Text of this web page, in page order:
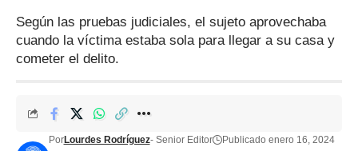
Según las pruebas judiciales, el sujeto aprovechaba
cuando la víctima estaba sola para llegar a su casa y
cometer el delito.
PorLourdes Rodríguez- Senior Editor
Publicado enero 16, 2024